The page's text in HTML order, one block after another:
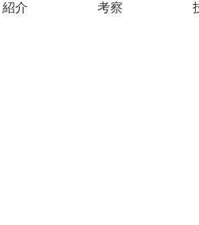
紹介 考察